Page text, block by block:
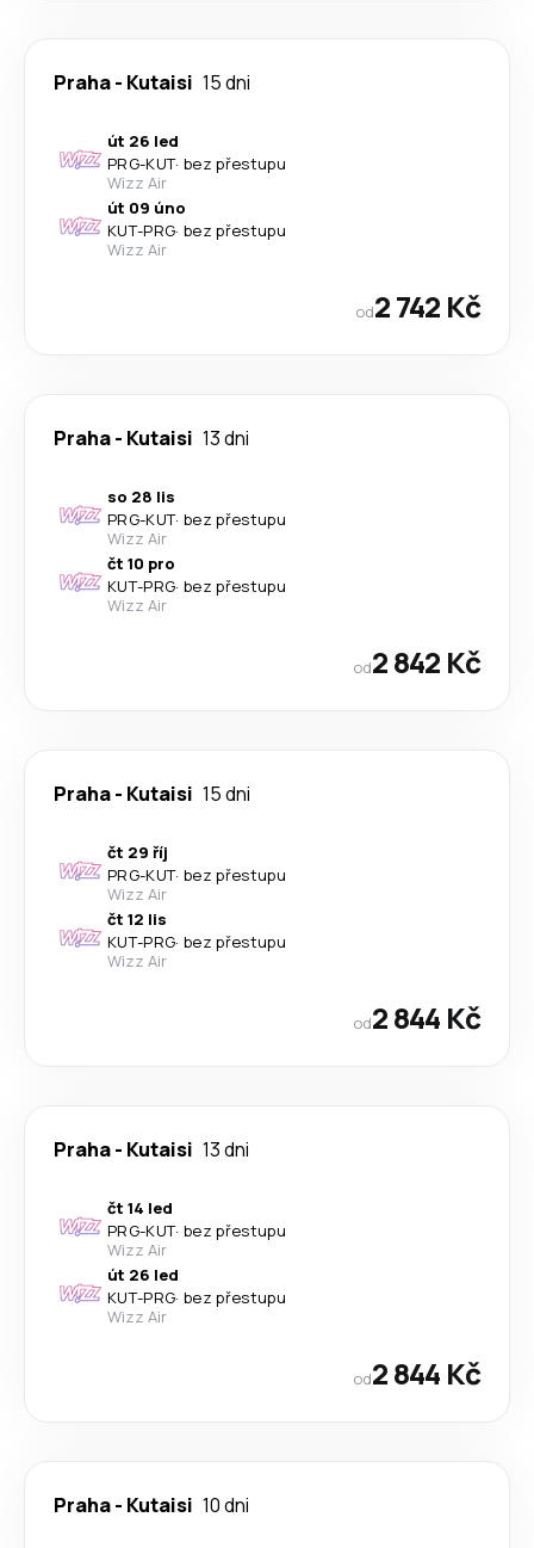
Praha- Kutaisi 15 dni
út 26 led
PRG-KUT· bez přestupu
Wizz Air
út 09 úno
KUT-PRG· bez přestupu
Wizz Air
od2 742 Kč
Praha- Kutaisi 13 dni
so 28 lis
PRG-KUT· bez přestupu
Wizz Air
čt 10 pro
KUT-PRG· bez přestupu
Wizz Air
od2 842 Kč
Praha- Kutaisi 15 dni
čt 29 říj
PRG-KUT· bez přestupu
Wizz Air
čt 12 lis
KUT-PRG· bez přestupu
Wizz Air
od2 844 Kč
Praha- Kutaisi 13 dni
čt 14 led
PRG-KUT· bez přestupu
Wizz Air
út 26 led
KUT-PRG· bez přestupu
Wizz Air
od2 844 Kč
Praha- Kutaisi 10 dni